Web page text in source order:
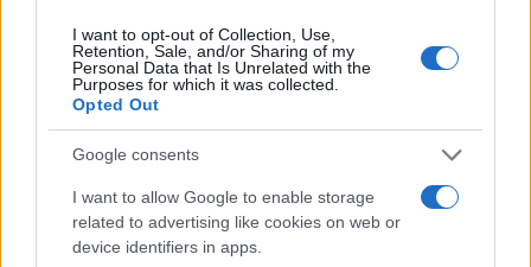
I want to opt-out of Collection, Use,
Retention, Sale, and/or Sharing of my
Personal Data that Is Unrelated with the
Purposes for which it was collected.
Opted Out
Google consents
I want to allow Google to enable storage
related to advertising like cookies on web or
device identifiers in apps.